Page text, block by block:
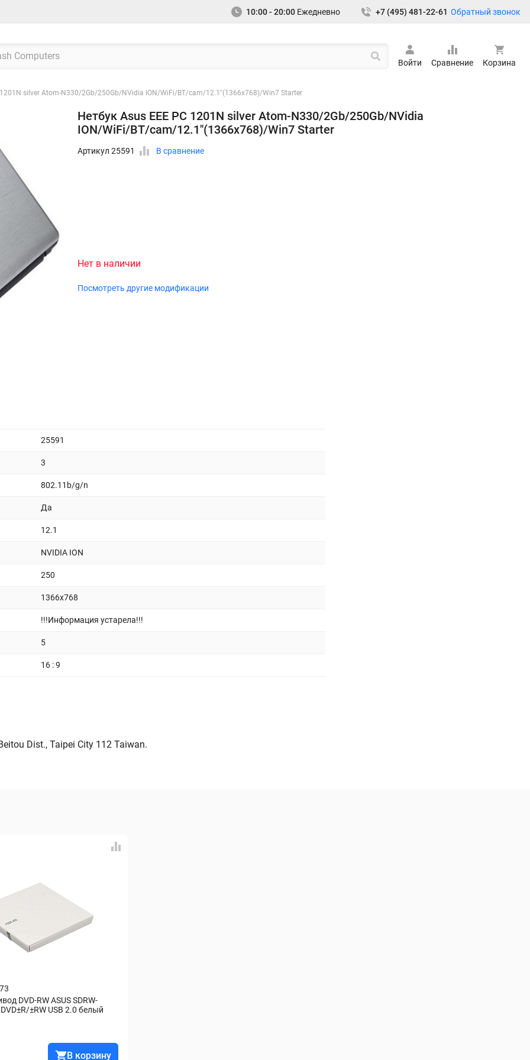
10:00 - 20:00 Ежедневно +7 (495) 481-22-61 Обратный звонок
Войти Сравнение Корзина
1201N silver Atom-N330/2Gb/250Gb/NVidia ION/WiFi/BT/cam/12.1"(1366x768)/Win7 Starter
Нетбук Asus EEE PC 1201N silver Atom-N330/2Gb/250Gb/NVidia
ION/WiFi/BT/cam/12.1"(1366x768)/Win7 Starter
Артикул 25591 В сравнение
Нет в наличии
Посмотреть другие модификации
25591
3
802.11b/g/n
Да
12.1
NVIDIA ION
250
1366x768
!!!Информация устарела!!!
5
16 : 9
Dist., Taipei City 112 Taiwan.
DVD-RW ASUS SDRW-
±RW USB 2.0 белый
В корзину